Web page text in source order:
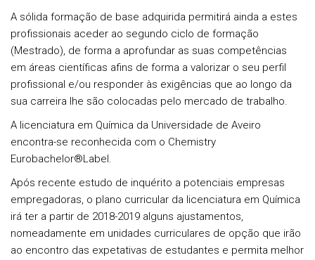
A sólida formação de base adquirida permitirá ainda a estes
profissionais aceder ao segundo ciclo de formação
(Mestrado), de forma a aprofundar as suas competências
em áreas científicas afins de forma a valorizar o seu perfil
profissional e/ou responder às exigências que ao longo da
sua carreira lhe são colocadas pelo mercado de trabalho.
A licenciatura em Química da Universidade de Aveiro
encontra-se reconhecida com o Chemistry
Eurobachelor®Label.
Após recente estudo de inquérito a potenciais empresas
empregadoras, o plano curricular da licenciatura em Química
irá ter a partir de 2018-2019 alguns ajustamentos,
nomeadamente em unidades curriculares de opção que irão
ao encontro das expetativas de estudantes e permita melhor